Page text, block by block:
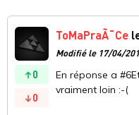
0
0
ToMaPraÃ¯Ce
Modifié le 17/04/
En réponse a
vraiment loin :-(